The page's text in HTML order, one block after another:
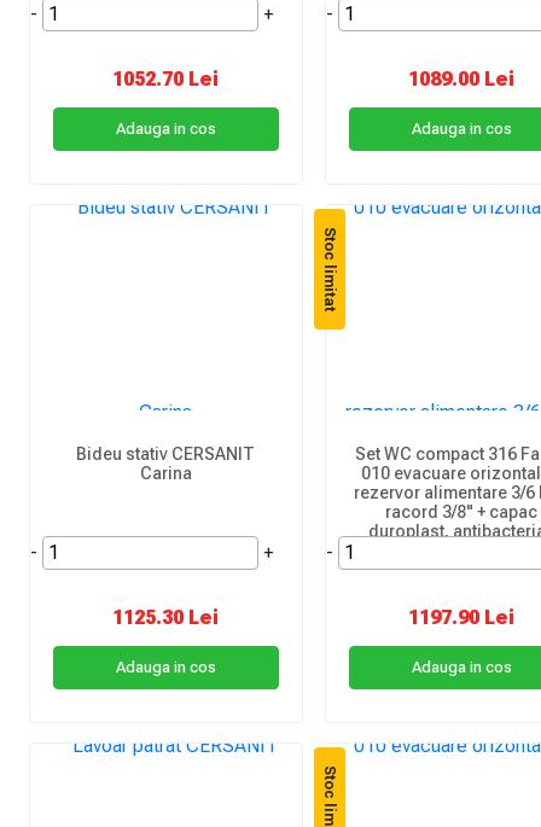
- +
1052.70 Lei
Adauga in cos
-
1089.00 Lei
Adauga in cos
Bideu stativ CERSANIT
Carina
- +
1125.30 Lei
Adauga in cos
Stoc limitat
Set WC compact 316
010 evacuare
rezervor alimentare 3/6
racord 3/8" + capac
duroplast,
-
1197.90 Lei
Adauga in cos
Stoc limitat